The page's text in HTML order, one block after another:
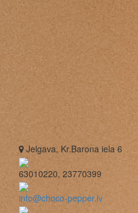
Jelgava, Kr.Barona iela 6
63010220, 23770399
info@choco-pepper.lv